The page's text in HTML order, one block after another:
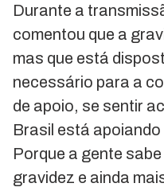
Durante a
comentou que a
mas que está
necessário para a
de apoio, se sentir
Brasil está
Porque a gente
gravidez e ainda